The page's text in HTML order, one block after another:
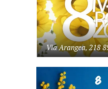
Via Arangea, 218